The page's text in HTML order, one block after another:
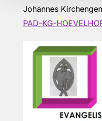
Johannes
PAD-KG-